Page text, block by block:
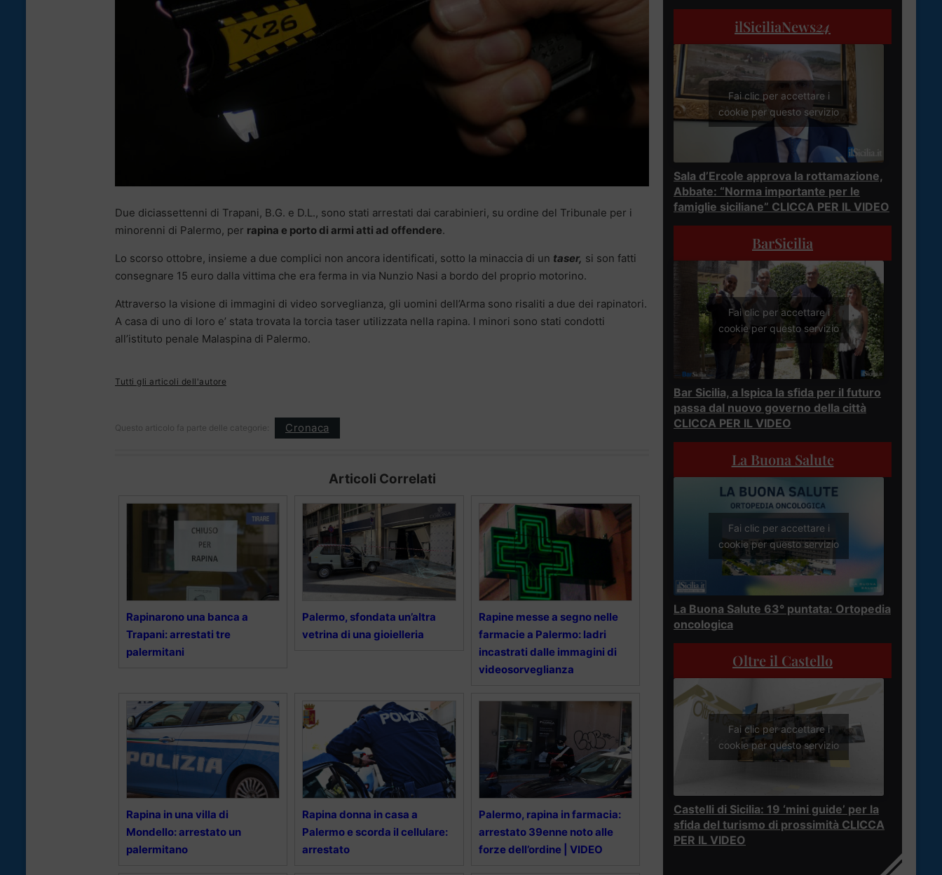
Due diciassettenni di Trapani, B.G. e D.L., sono stati arrestati dai carabinieri, su ordine del Tribunale per i
minorenni di Palermo, per rapina e porto di armi atti ad offendere.
Lo scorso ottobre, insieme a due complici non ancora identificati, sotto la minaccia di un taser, si son fatti
consegnare 15 euro dalla vittima che era ferma in via Nunzio Nasi a bordo del proprio motorino.
Attraverso la visione di immagini di video sorveglianza, gli uomini dell’Arma sono risaliti a due dei rapinatori.
A casa di uno di loro e’ stata trovata la torcia taser utilizzata nella rapina. I minori sono stati condotti
all’istituto penale Malaspina di Palermo.
Tutti gli articoli dell'autore
Questo articolo fa parte delle categorie: Cronaca
Articoli Correlati
Rapinarono una banca a
Trapani: arrestati tre
palermitani
Palermo, sfondata un’altra
vetrina di una gioielleria
Rapine messe a segno nelle
farmacie a Palermo: ladri
incastrati dalle immagini di
videosorveglianza
Rapina in una villa di
Mondello: arrestato un
palermitano
Rapina donna in casa a
Palermo e scorda il cellulare:
arrestato
Palermo, rapina in farmacia:
arrestato 39enne noto alle
forze dell’ordine | VIDEO
ilSiciliaNews24
Fai clic per accettare i
cookie per questo servizio
Sala d’Ercole approva la rottamazione,
Abbate: “Norma importante per le
famiglie siciliane” CLICCA PER IL VIDEO
BarSicilia
Fai clic per accettare i
cookie per questo servizio
Bar Sicilia, a Ispica la sfida per il futuro
passa dal nuovo governo della città
CLICCA PER IL VIDEO
La Buona Salute
Fai clic per accettare i
cookie per questo servizio
La Buona Salute 63° puntata: Ortopedia
oncologica
Oltre il Castello
Fai clic per accettare i
cookie per questo servizio
Castelli di Sicilia: 19 ‘mini guide’ per la
sfida del turismo di prossimità CLICCA
PER IL VIDEO